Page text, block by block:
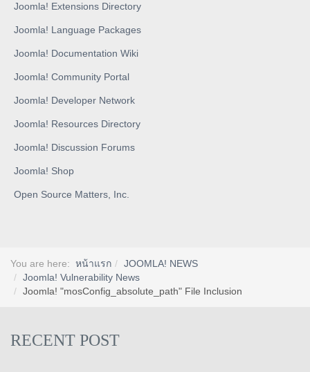
Joomla! Extensions Directory
Joomla! Language Packages
Joomla! Documentation Wiki
Joomla! Community Portal
Joomla! Developer Network
Joomla! Resources Directory
Joomla! Discussion Forums
Joomla! Shop
Open Source Matters, Inc.
You are here: หน้าแรก
JOOMLA! NEWS
Joomla! Vulnerability News
Joomla! "mosConfig_absolute_path" File Inclusion
RECENT POST